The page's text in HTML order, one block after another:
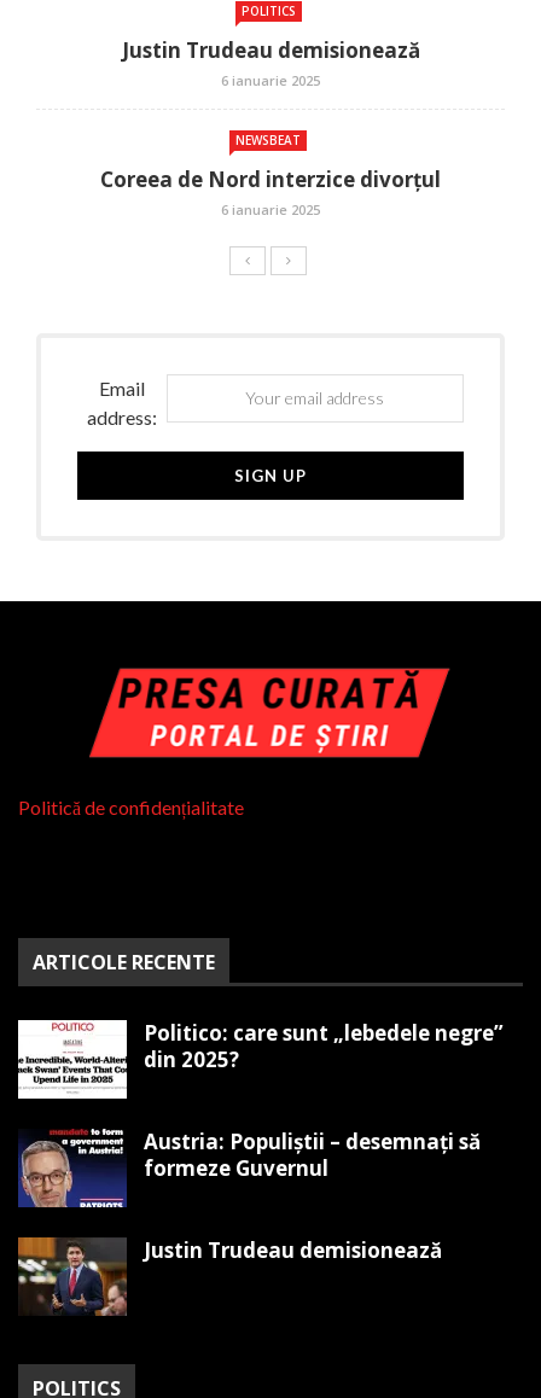
POLITICS
Justin Trudeau demisionează
6 ianuarie 2025
NEWSBEAT
Coreea de Nord interzice divorțul
6 ianuarie 2025
Email
address:
Politică de confidențialitate
ARTICOLE RECENTE
Politico: care sunt „lebedele negre”
din 2025?
Austria: Populiștii – desemnați să
formeze Guvernul
Justin Trudeau demisionează
POLITICS